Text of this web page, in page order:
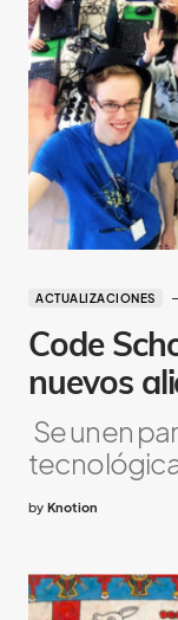
ACTUALIZACIONES
Code
nuevos
Se unen
by Knotion